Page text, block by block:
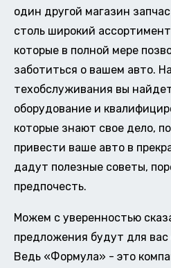
один другой магазин
столь широкий
которые в полной мере
заботиться о вашем авто.
техобслуживания вы
оборудование и
которые знают свое дело,
привести ваше авто в
дадут полезные советы,
предпочесть.
Можем с уверенностью
предложения будут для
Ведь «Формула» - это